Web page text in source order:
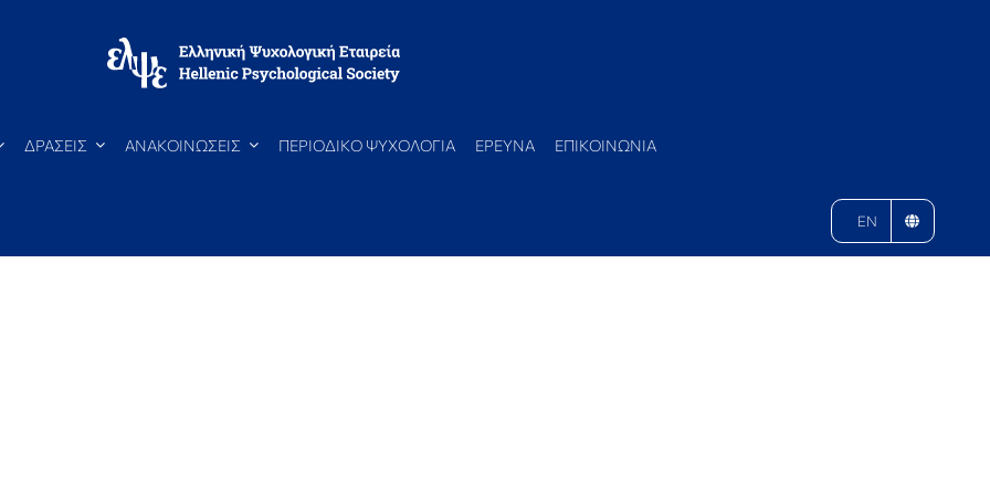
ΔΡΑΣΕΙΣ ΑΝΑΚΟΙΝΩΣΕΙΣ ΠΕΡΙΟΔΙΚΟ ΨΥΧΟΛΟΓΙΑ ΕΡΕΥΝΑ ΕΠΙΚΟΙΝΩΝΙΑ
EN